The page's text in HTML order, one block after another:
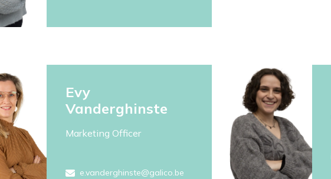
Evy
Vanderghinste
Marketing Officer
e.vanderghinste@galico.be